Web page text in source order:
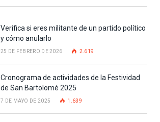
Verifica si eres militante de un partido político
y cómo anularlo
25 DE FEBRERO DE 2026 2.619
Cronograma de actividades de la Festividad
de San Bartolomé 2025
7 DE MAYO DE 2025 1.639